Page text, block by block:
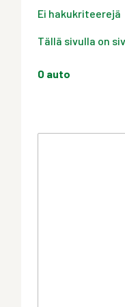
Ei hakukriteerejä
Tällä sivulla on
0 auto